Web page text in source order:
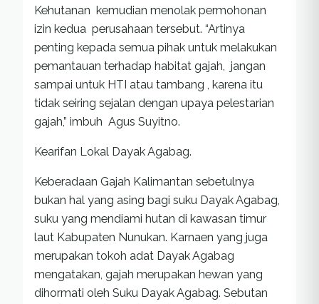
Kehutanan kemudian menolak permohonan
izin kedua perusahaan tersebut. “Artinya
penting kepada semua pihak untuk melakukan
pemantauan terhadap habitat gajah, jangan
sampai untuk HTI atau tambang , karena itu
tidak seiring sejalan dengan upaya pelestarian
gajah,” imbuh Agus Suyitno.
Kearifan Lokal Dayak Agabag.
Keberadaan Gajah Kalimantan sebetulnya
bukan hal yang asing bagi suku Dayak Agabag,
suku yang mendiami hutan di kawasan timur
laut Kabupaten Nunukan. Karnaen yang juga
merupakan tokoh adat Dayak Agabag
mengatakan, gajah merupakan hewan yang
dihormati oleh Suku Dayak Agabag. Sebutan